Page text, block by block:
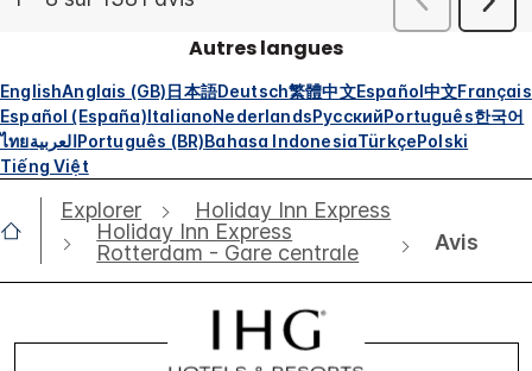
Autres langues
EnglishAnglais (GB)日本語Deutsch繁體中文Español中文Français
Español (España)ItalianoNederlandsРусскийPortuguês한국어
ไทยالعربيةPortuguês (BR)Bahasa IndonesiaTürkçePolski
Tiếng Việt
Explorer
Holiday Inn Express
Holiday Inn Express
Rotterdam - Gare centrale
Avis